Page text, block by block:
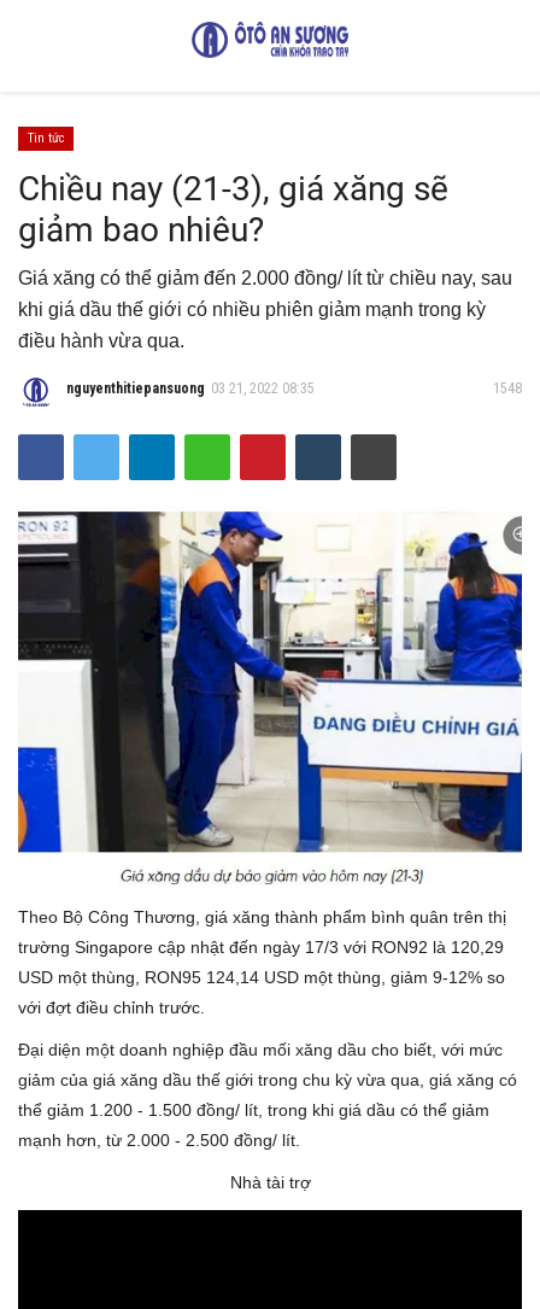
Trang chủ
Liên hệ
Kiến Thức Xe
Quy định chung & bảo mật thông tin
Giới thiệu
Luật Giao Thông
Mẹo vặt sửa xe
Thiết kế cải tạo
Gallery
Lái xe an toàn
Tin tức
Videos
Tin tức
Chiều nay (21-3), giá xăng sẽ
giảm bao nhiêu?
Giá xăng có thể giảm đến 2.000 đồng/ lít từ chiều nay, sau
khi giá dầu thế giới có nhiều phiên giảm mạnh trong kỳ
điều hành vừa qua.
nguyenthitiepansuong 03 21, 2022 08:35 1548
Theo Bộ Công Thương, giá xăng thành phẩm bình quân trên thị
trường Singapore cập nhật đến ngày 17/3 với RON92 là 120,29
USD một thùng, RON95 124,14 USD một thùng, giảm 9-12% so
với đợt điều chỉnh trước.
Đại diện một doanh nghiệp đầu mối xăng dầu cho biết, với mức
giảm của giá xăng dầu thế giới trong chu kỳ vừa qua, giá xăng có
thể giảm 1.200 - 1.500 đồng/ lít, trong khi giá dầu có thể giảm
mạnh hơn, từ 2.000 - 2.500 đồng/ lít.
Nhà tài trợ